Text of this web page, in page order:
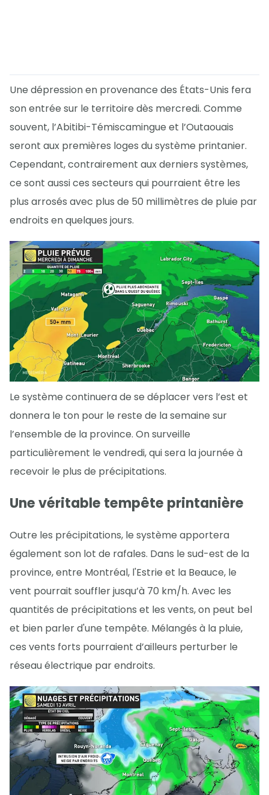
Une dépression en provenance des États-Unis fera
son entrée sur le territoire dès mercredi. Comme
souvent, l’Abitibi-Témiscamingue et l’Outaouais
seront aux premières loges du système printanier.
Cependant, contrairement aux derniers systèmes,
ce sont aussi ces secteurs qui pourraient être les
plus arrosés avec plus de 50 millimètres de pluie par
endroits en quelques jours.
Le système continuera de se déplacer vers l’est et
donnera le ton pour le reste de la semaine sur
l’ensemble de la province. On surveille
particulièrement le vendredi, qui sera la journée à
recevoir le plus de précipitations.
Une véritable tempête printanière
Outre les précipitations, le système apportera
également son lot de rafales. Dans le sud-est de la
province, entre Montréal, l'Estrie et la Beauce, le
vent pourrait souffler jusqu’à 70 km/h. Avec les
quantités de précipitations et les vents, on peut bel
et bien parler d'une tempête. Mélangés à la pluie,
ces vents forts pourraient d’ailleurs perturber le
réseau électrique par endroits.